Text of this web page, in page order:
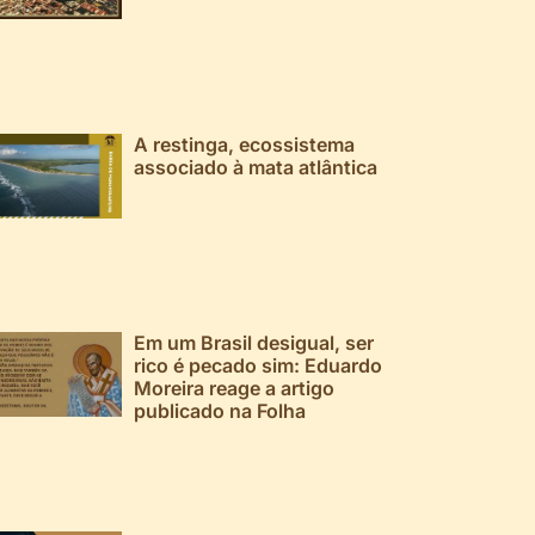
A restinga, ecossistema
associado à mata atlântica
Em um Brasil desigual, ser
rico é pecado sim: Eduardo
Moreira reage a artigo
publicado na Folha